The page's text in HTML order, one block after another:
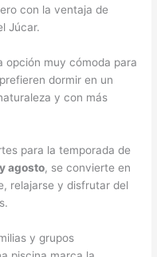
con la ventaja de
Júcar.
opción muy cómoda para
dormir en un
y con más
para la temporada de
agosto, se convierte en
relajarse y disfrutar del
y grupos